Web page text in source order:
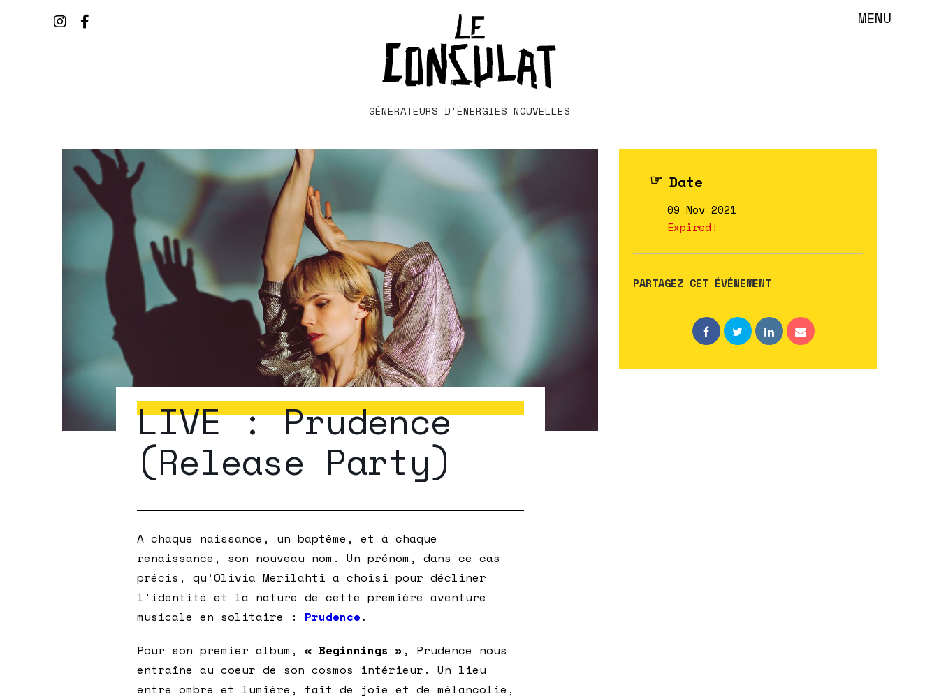
MENU
GÉNÉRATEURS D'ÉNERGIES NOUVELLES
LIVE : Prudence
(Release Party)
A chaque naissance, un baptême, et à chaque
renaissance, son nouveau nom. Un prénom, dans ce cas
précis, qu’Olivia Merilahti a choisi pour décliner
l’identité et la nature de cette première aventure
musicale en solitaire : Prudence.
Pour son premier album, « Beginnings » , Prudence nous
entraîne au coeur de son cosmos intérieur. Un lieu
entre ombre et lumière, fait de joie et de mélancolie,
Date
09 Nov 2021
Expired!
PARTAGEZ CET ÉVÉNEMENT